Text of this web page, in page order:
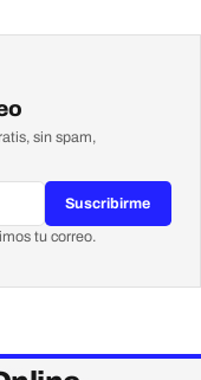
sin spam,
Suscribirme
tu correo.